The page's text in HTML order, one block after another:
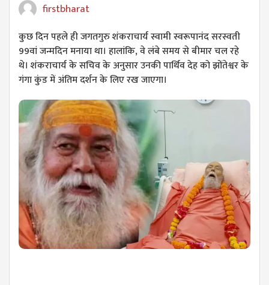
firstbharat
कुछ दिन पहले ही जगतगुरु शंकराचार्य स्वामी स्वरूपानंद सरस्वती
99वां जन्मदिन मनाया था। हालांकि, वे लंबे समय से बीमार चल रहे
थे। शंकराचार्य के सचिव के अनुसार उनकी पार्थिव देह को झोंतेश्वर के
गंगा कुंड में अंतिम दर्शन के लिए रख जाएगा।